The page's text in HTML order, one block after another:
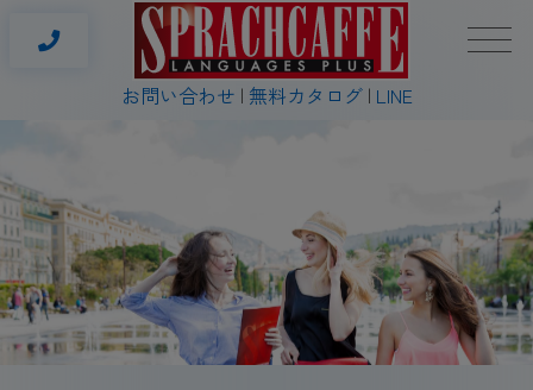
お問い合わせ 無料カタログ LINE